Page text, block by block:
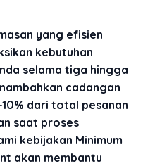
yang efisien
kebutuhan
selama tiga hingga
cadangan
dari total pesanan
saat proses
kebijakan Minimum
akan membantu